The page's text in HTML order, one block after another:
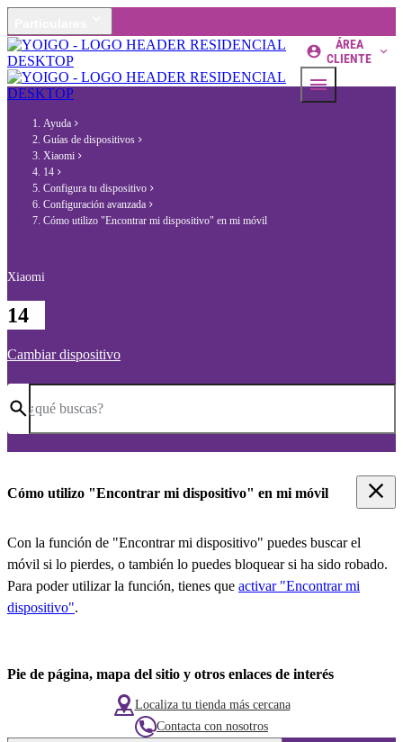
ÁREA
CLIENTE
Ayuda
Guías de dispositivos
Xiaomi
14
Configura tu dispositivo
Configuración avanzada
Cómo utilizo "Encontrar mi dispositivo" en mi móvil
Xiaomi
14
Cambiar dispositivo
¿qué buscas?
Cómo utilizo "Encontrar mi dispositivo" en mi móvil
Con la función de "Encontrar mi dispositivo" puedes buscar el
móvil si lo pierdes, o también lo puedes bloquear si ha sido robado.
Para poder utilizar la función, tienes que activar "Encontrar mi
dispositivo".
Pie de página, mapa del sitio y otros enlaces de interés
Localiza tu tienda más cercana
Contacta con nosotros